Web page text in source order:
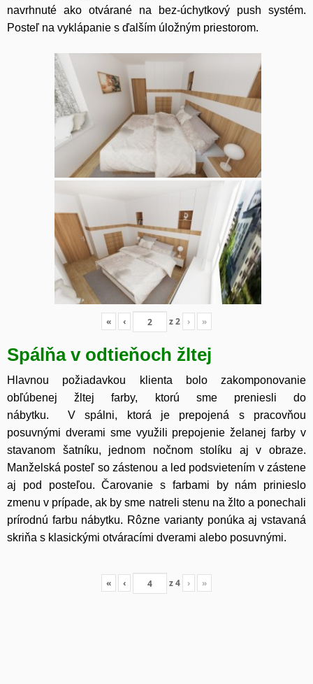
navrhnuté ako otvárané na bez-úchytkový push systém.
Posteľ na vyklápanie s ďalším úložným priestorom.
« ‹ z2 › »
Spálňa v odtieňoch žltej
Hlavnou požiadavkou klienta bolo zakomponovanie
obľúbenej žltej farby, ktorú sme preniesli do
nábytku. V spálni, ktorá je prepojená s pracovňou
posuvnými dverami sme využili prepojenie želanej farby v
stavanom šatníku, jednom nočnom stolíku aj v obraze.
Manželská posteľ so zástenou a led podsvietením v zástene
aj pod posteľou. Čarovanie s farbami by nám prinieslo
zmenu v prípade, ak by sme natreli stenu na žlto a ponechali
prírodnú farbu nábytku. Rôzne varianty ponúka aj vstavaná
skriňa s klasickými otváracími dverami alebo posuvnými.
« ‹ z4 › »